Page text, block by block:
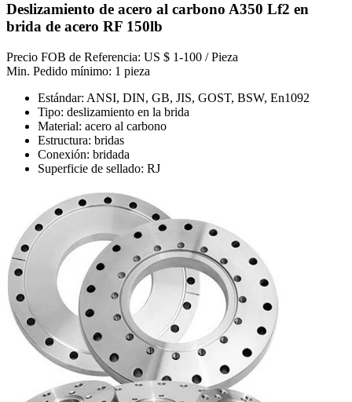
Deslizamiento de acero al carbono A350 Lf2 en
brida de acero RF 150lb
Precio FOB de Referencia: US $ 1-100 / Pieza
Min. Pedido mínimo: 1 pieza
Estándar: ANSI, DIN, GB, JIS, GOST, BSW, En1092
Tipo: deslizamiento en la brida
Material: acero al carbono
Estructura: bridas
Conexión: bridada
Superficie de sellado: RJ